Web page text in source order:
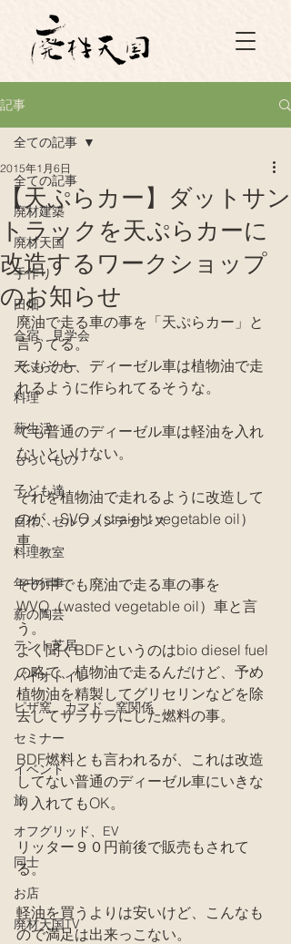
記事
全ての記事
廃材建築
廃材天国
手作り
田畑
合宿、見学会
天ぷらカー
料理
薪生活
もらいもの
子ども達
自作、セルフメンテナンス
料理教室
年中行事
薪の陶芸
テント芝居
バイオトイレ
ピザ窯、カマド、窯関係
セミナー
イベント
旅
オフグリッド、EV
同士
お店
廃材天国TV
全ての記事
【天ぷらカー】ダットサン
トラックを天ぷらカーに
改造するワークショップ
のお知らせ
2015年1月6日
廃油で走る車の事を「天ぷらカー」と
言うてる。
そもそも、ディーゼル車は植物油で走
れるように作られてるそうな。
でも普通のディーゼル車は軽油を入れ
ないといけない。
それを植物油で走れるように改造して
のが、SVO（straight vegetable oil）
車。
その中でも廃油で走る車の事を
WVO（wasted vegetable oil）車と言
う。
よく聞くBDFというのはbio diesel fuel
の略で、植物油で走るんだけど、予め
植物油を精製してグリセリンなどを除
去してサラサラにした燃料の事。
BDF燃料とも言われるが、これは改造
してない普通のディーゼル車にいきな
り入れてもOK。
リッター９０円前後で販売もされて
る。
軽油を買うよりは安いけど、こんなも
ので満足は出来っこない。